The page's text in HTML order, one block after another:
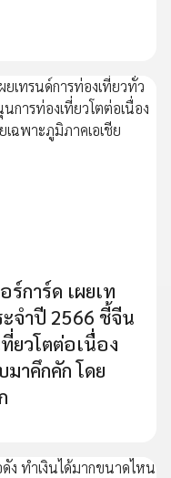
ร์การ์ด เผยเท
จำปี 2566 ชี้จีน
ยวโตต่อเนื่อง
มาคึกคัก โดย